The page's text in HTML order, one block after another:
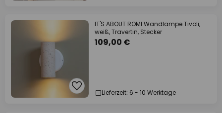
IT'S ABOUT ROMI Wandlampe Tivoli,
weiß, Travertin, Stecker
109,00 €
Lieferzeit: 6 - 10 Werktage